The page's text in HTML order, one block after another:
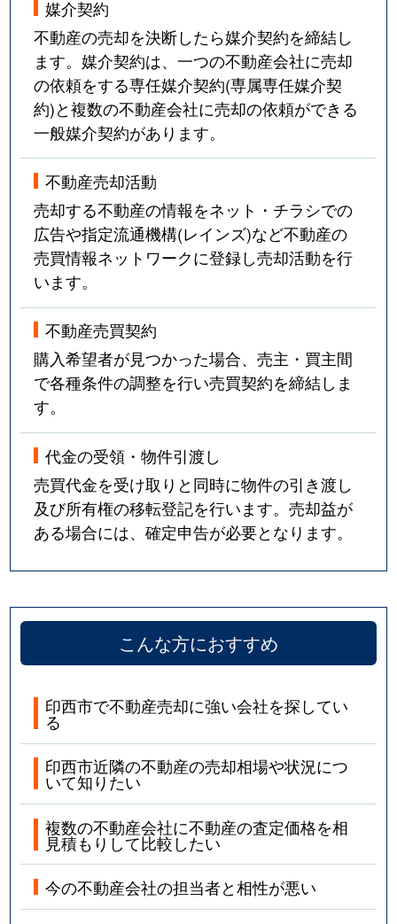
媒介契約
不動産の売却を決断したら媒介契約を締結し
ます。媒介契約は、一つの不動産会社に売却
の依頼をする専任媒介契約(専属専任媒介契
約)と複数の不動産会社に売却の依頼ができる
一般媒介契約があります。
不動産売却活動
売却する不動産の情報をネット・チラシでの
広告や指定流通機構(レインズ)など不動産の
売買情報ネットワークに登録し売却活動を行
います。
不動産売買契約
購入希望者が見つかった場合、売主・買主間
で各種条件の調整を行い売買契約を締結しま
す。
代金の受領・物件引渡し
売買代金を受け取りと同時に物件の引き渡し
及び所有権の移転登記を行います。売却益が
ある場合には、確定申告が必要となります。
こんな方におすすめ
印西市で不動産売却に強い会社を探してい
る
印西市近隣の不動産の売却相場や状況につ
いて知りたい
複数の不動産会社に不動産の査定価格を相
見積もりして比較したい
今の不動産会社の担当者と相性が悪い